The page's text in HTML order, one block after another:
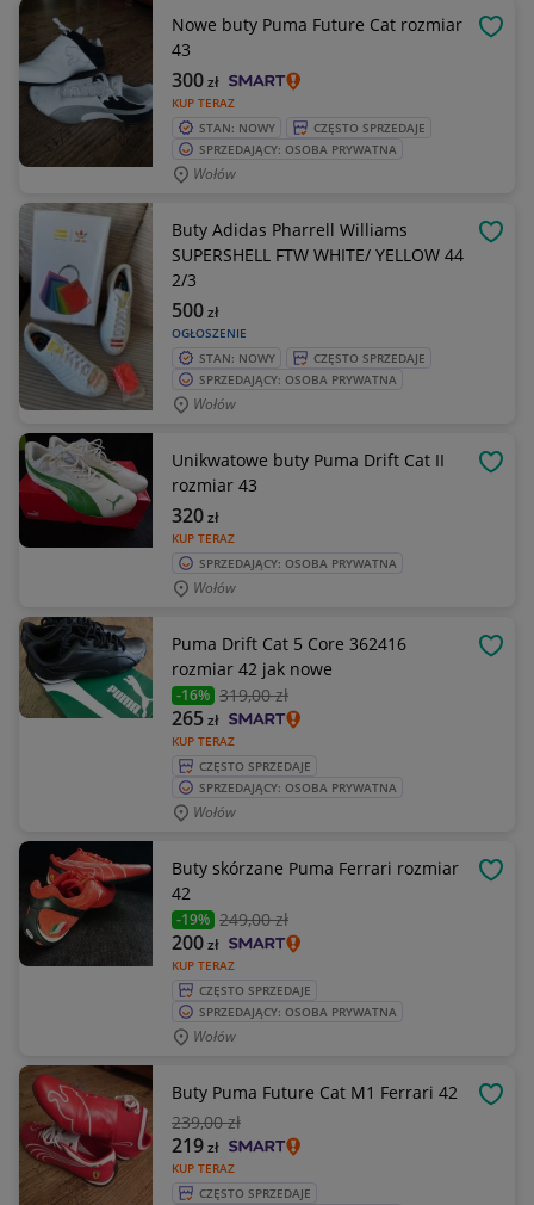
Nowe buty Puma Future Cat rozmiar
43
KUP TERAZ
300zł
STAN: NOWY
CZĘSTO SPRZEDAJE
SPRZEDAJĄCY: OSOBA PRYWATNA
Wołów
Buty Adidas Pharrell Williams
SUPERSHELL FTW WHITE/ YELLOW 44
2/3
OGŁOSZENIE
500zł
STAN: NOWY
CZĘSTO SPRZEDAJE
SPRZEDAJĄCY: OSOBA PRYWATNA
Wołów
Unikwatowe buty Puma Drift Cat II
rozmiar 43
KUP TERAZ
320zł
SPRZEDAJĄCY: OSOBA PRYWATNA
Wołów
Puma Drift Cat 5 Core 362416
rozmiar 42 jak nowe
-16% 319,00 zł
KUP TERAZ
265zł
CZĘSTO SPRZEDAJE
SPRZEDAJĄCY: OSOBA PRYWATNA
Wołów
Buty skórzane Puma Ferrari rozmiar
42
-19% 249,00 zł
KUP TERAZ
200zł
CZĘSTO SPRZEDAJE
SPRZEDAJĄCY: OSOBA PRYWATNA
Wołów
Buty Puma Future Cat M1 Ferrari 42
239,00 zł
KUP TERAZ
219zł
CZĘSTO SPRZEDAJE